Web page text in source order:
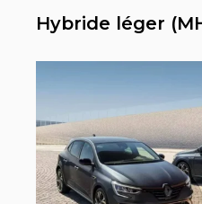
Hybride léger